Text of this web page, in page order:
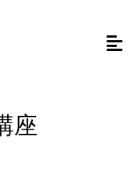
座